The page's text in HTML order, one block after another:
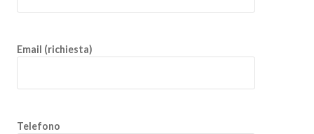
Email (richiesta)
Telefono